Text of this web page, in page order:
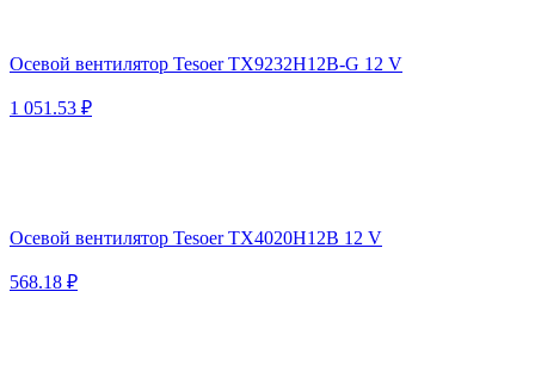
Осевой вентилятор Tesoer TX9232H12B-G 12 V
1 051.53 ₽
Осевой вентилятор Tesoer TX4020H12B 12 V
568.18 ₽